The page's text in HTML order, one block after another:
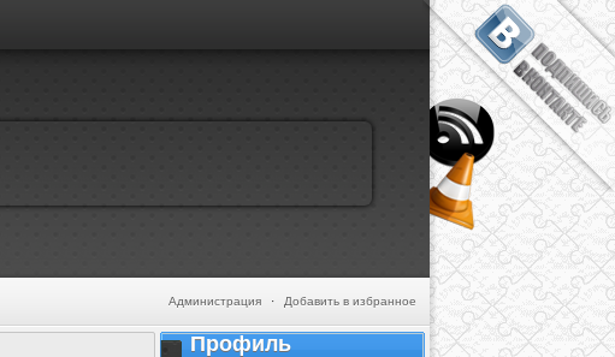
Администрация · Добавить в избранное
Профиль